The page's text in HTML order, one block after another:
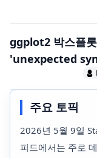
ggplot2 박스플
'unexpected
주요 토픽
2026년 5월 9일
피드에서는 주로